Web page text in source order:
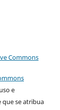
Commons
e
se atribua